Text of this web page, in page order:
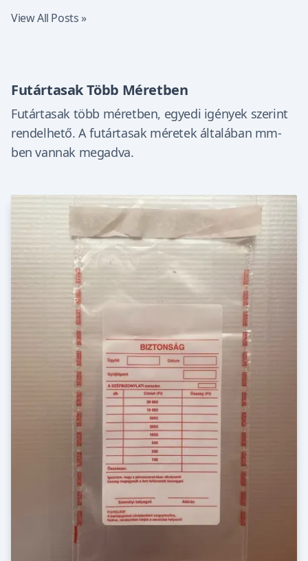
View All Posts »
Futártasak Több Méretben
Futártasak több méretben, egyedi igények szerint
rendelhető. A futártasak méretek általában mm-
ben vannak megadva.